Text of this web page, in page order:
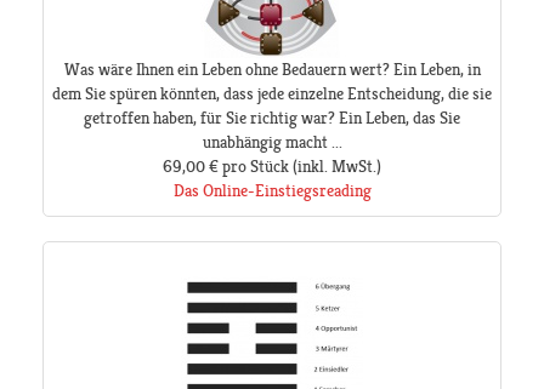
Was wäre Ihnen ein Leben ohne Bedauern wert? Ein Leben, in
dem Sie spüren könnten, dass jede einzelne Entscheidung, die sie
getroffen haben, für Sie richtig war? Ein Leben, das Sie
unabhängig macht ...
69,00 €pro Stück(inkl. MwSt.)
Das Online-Einstiegsreading